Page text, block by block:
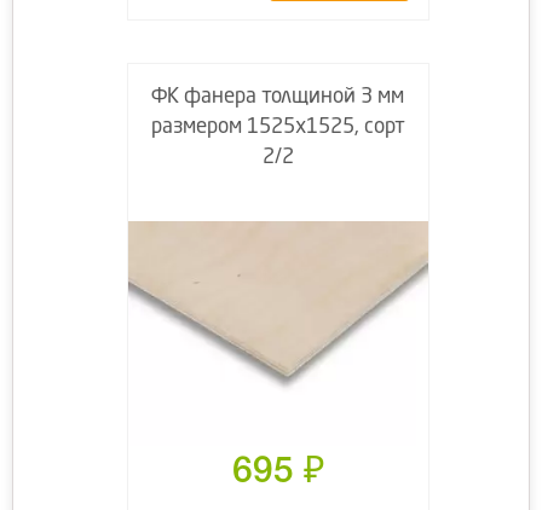
ФК фанера толщиной 3 мм
размером 1525х1525, сорт
2/2
695 ₽